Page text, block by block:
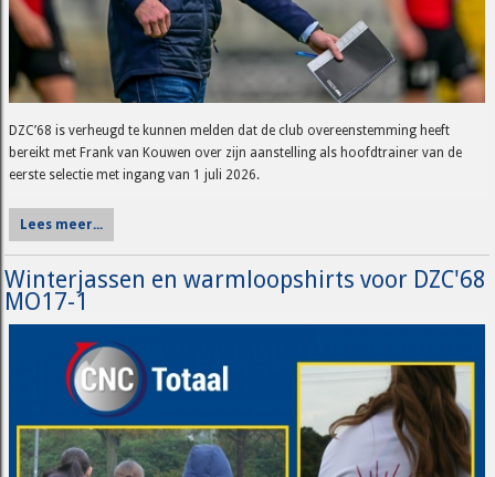
DZC’68 is verheugd te kunnen melden dat de club overeenstemming heeft
bereikt met Frank van Kouwen over zijn aanstelling als hoofdtrainer van de
eerste selectie met ingang van 1 juli 2026.
Lees meer...
Winterjassen en warmloopshirts voor DZC'68
MO17-1